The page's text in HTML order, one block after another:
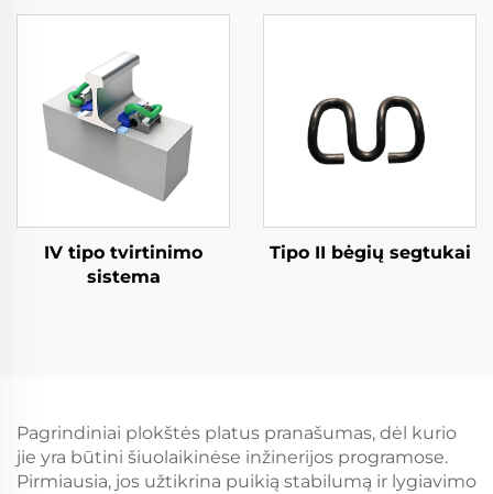
IV tipo tvirtinimo
sistema
Tipo II bėgių segtukai
Pagrindiniai plokštės platus pranašumas, dėl kurio
jie yra būtini šiuolaikinėse inžinerijos programose.
Pirmiausia, jos užtikrina puikią stabilumą ir lygiavimo